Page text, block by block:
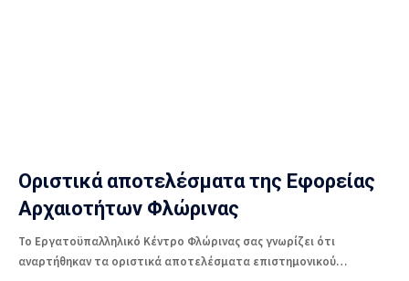
Οριστικά αποτελέσματα της Εφορείας
Αρχαιοτήτων Φλώρινας
Το Εργατοϋπαλληλικό Κέντρο Φλώρινας σας γνωρίζει ότι
αναρτήθηκαν τα οριστικά αποτελέσματα επιστημονικού…